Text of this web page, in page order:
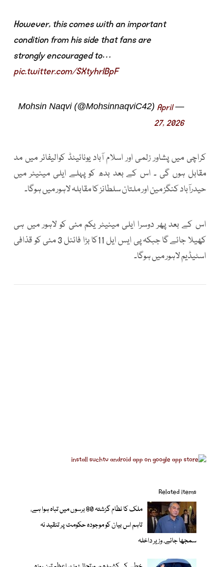
However, this comes with an important
condition from his side that fans are
strongly encouraged to…
pic.twitter.com/SXtyhrIBpF
— Mohsin Naqvi (@MohsinnaqviC42)
April
27, 2026
کراچی میں پشاور زلمی اور اسلام آباد یونائیٹڈ کوالیفائر میں مد
مقابل ہوں گی ۔ اس کے بعد بدھ کو پہلے ایلی مینیٹر میں
حیدرآباد کنگز مین اور ملتان سلطانز کا مقابلہ لاہور میں ہوگا۔
اس کے بعد پھر دوسرا ایلی مینیٹر یکم مئی کو لاہور میں ہی
کھیلا جائے گا جبکہ پی ایس ایل 11کا بڑا فائنل 3 مئی کو قذافی
اسٹیڈیم لاہور میں ہوگا۔
Related items
ملک کا نظام گزشتہ 80 برسوں میں تباہ ہوا ہے،
تاہم اس بیان کو موجودہ حکومت پر تنقید نہ
سمجھا جائے، وزیر داخلہ